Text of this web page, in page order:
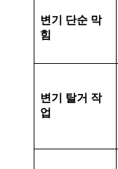
변기 단순 막
힘
변기 탈거 작
업